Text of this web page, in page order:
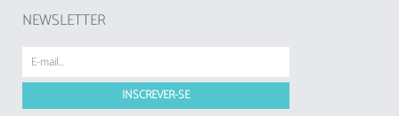
NEWSLETTER